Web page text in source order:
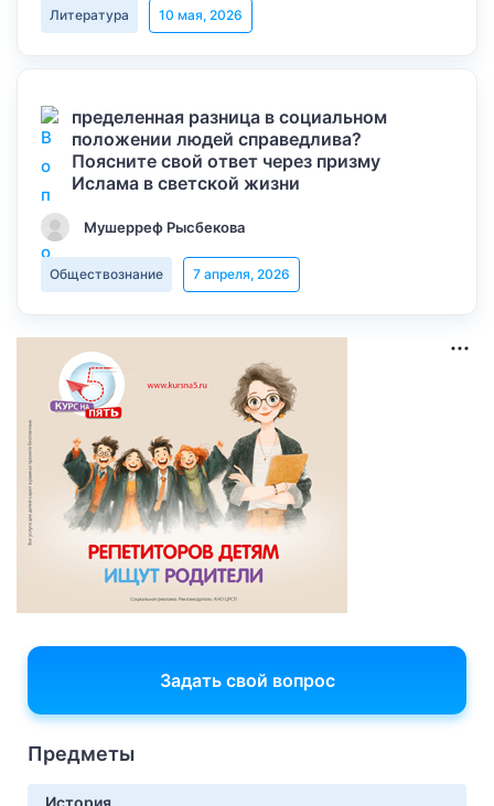
Литература 10 мая, 2026
пределенная разница в социальном
положении людей справедлива?
Поясните свой ответ через призму
Ислама в светской жизни
Мушерреф Рысбекова
Обществознание 7 апреля, 2026
Задать свой вопрос
Предметы
История